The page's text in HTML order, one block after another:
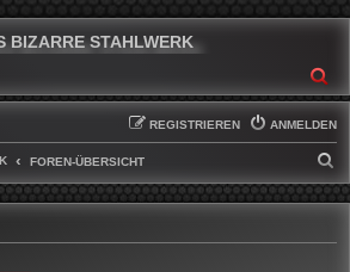
BIZARRE STAHLWERK
ANMELDEN
REGISTRIEREN
FOREN-ÜBERSICHT
U
H